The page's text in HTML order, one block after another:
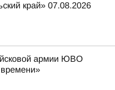
край» 07.08.2026
армии ЮВО